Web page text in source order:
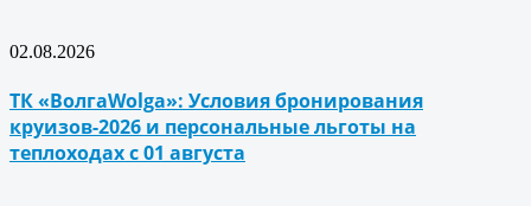
02.08.2026
ТК «ВолгаWolga»: Условия бронирования
круизов-2026 и персональные льготы на
теплоходах с 01 августа